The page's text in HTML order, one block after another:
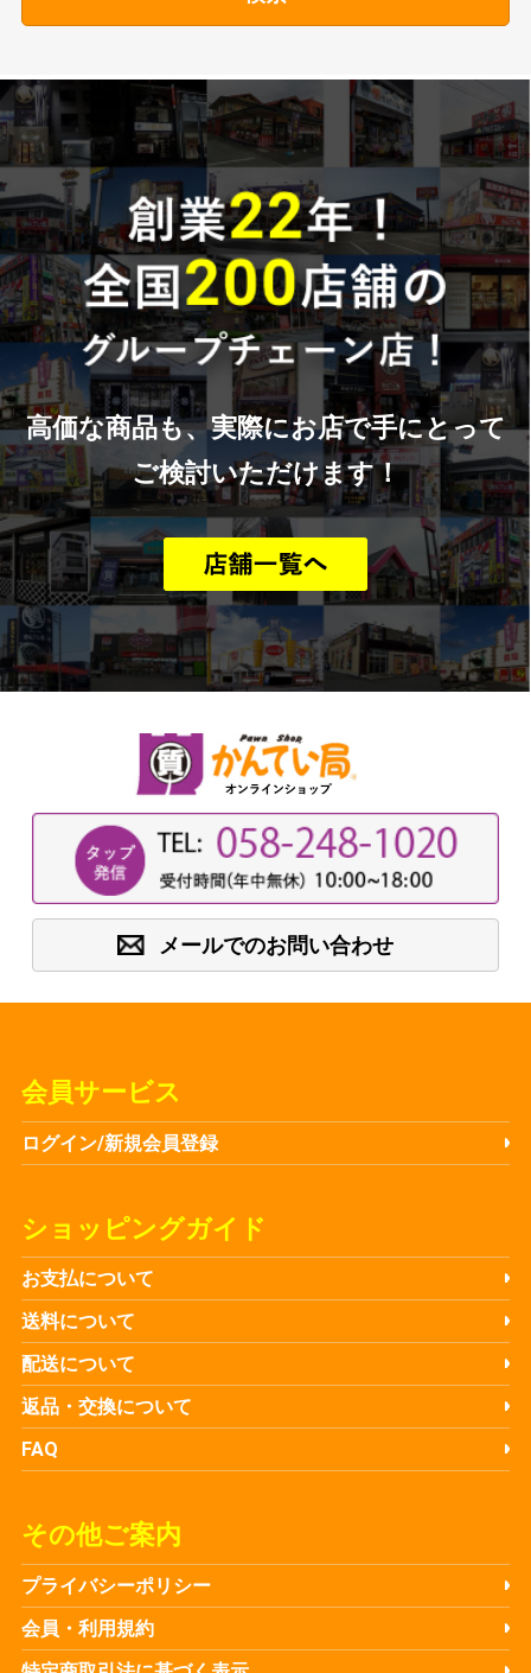
高価な商品も、実際にお店で手にとって
ご検討いただけます！
メールでのお問い合わせ
会員サービス
ログイン/新規会員登録
ショッピングガイド
お支払について
送料について
配送について
返品・交換について
FAQ
その他ご案内
プライバシーポリシー
会員・利用規約